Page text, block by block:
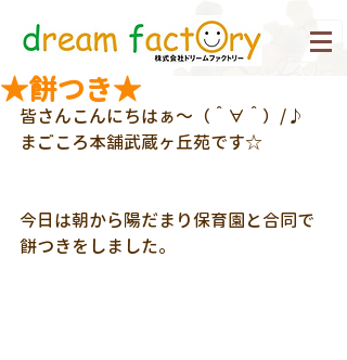
★餅つき★
皆さんこんにちはぁ～（＾∀＾）/♪
まごころ本舗武蔵ヶ丘苑です☆
今日は朝から陽だまり保育園と合同で
餅つきをしました。